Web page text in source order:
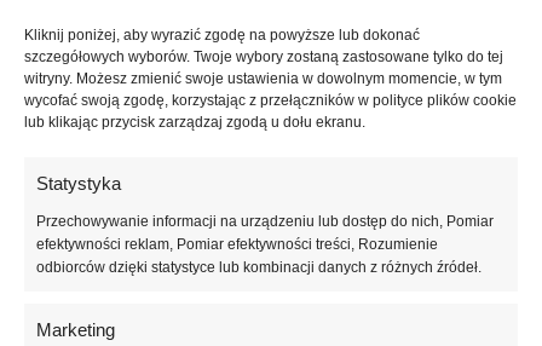
Kliknij poniżej, aby wyrazić zgodę na powyższe lub dokonać
szczegółowych wyborów. Twoje wybory zostaną zastosowane tylko do tej
witryny. Możesz zmienić swoje ustawienia w dowolnym momencie, w tym
wycofać swoją zgodę, korzystając z przełączników w polityce plików cookie
lub klikając przycisk zarządzaj zgodą u dołu ekranu.
Statystyka
Przechowywanie informacji na urządzeniu lub dostęp do nich, Pomiar
efektywności reklam, Pomiar efektywności treści, Rozumienie
odbiorców dzięki statystyce lub kombinacji danych z różnych źródeł.
Marketing
oraz równomierne rozprowadzanie produktu na płytce paznokcia.
Dzięki temu manicure wygląda estetycznie i profesjonalnie.
XNAIL Pink Gin & Tonic #0601 to propozycja dla osób ceniących
doskonale podkreśla kobiecy charakter manicure i pozwala stworzyć
Sposób użycia:
Na odpowiednio przygotowaną płytkę paznokcia nałóż bazę
lakieru XNAIL Pink Gin & Tonic #0601, utwardzając każdą warstwę. Na